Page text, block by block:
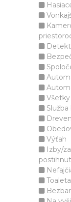
Výťah
Izby/